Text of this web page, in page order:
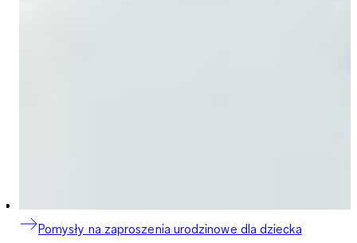
Pomysły na zaproszenia urodzinowe dla dziecka